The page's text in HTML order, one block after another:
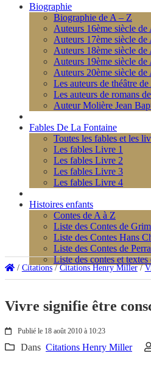
Biographie
Biographie de A – Z
Auteurs 16ème siècle de
Auteurs 17ème siècle de
Auteurs 18ème siècle de
Auteurs 19ème siècle de
Auteurs 20ème siècle de
Les auteurs de théâtre
Les auteurs de romans
Auteur Molière Jean
Fables De La Fontaine
Toutes les fables et les
Les fables Livre 1
Les fables Livre 2
Les fables Livre 3
Les fables Livre 4
Histoires enfants
Contes de A à Z
Liste des Contes de
Liste des Contes Hans
Liste des Contes de
Liste des contes et textes
/ Citations/Citations Henry Miller/
Vivre signifie être
Publié le 18 août 2010 à 10:23
Dans Citations Henry Miller